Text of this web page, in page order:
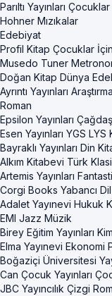
Parıltı Yayınları
Hohner Mızıkalar
Edebiyat
Profil Kitap Çocuklar
Musedo Tuner
Doğan Kitap Dünya
Ayrıntı Yayınları Araştırma
Roman
Epsilon Yayınları
Esen Yayınları YGS LYS
Bayraklı Yayınları Din
Alkım Kitabevi Türk
Artemis Yayınları
Corgi Books Yabancı Dil
Adalet Yayınevi Hukuk
EMI Jazz Müzik
Birey Eğitim Yayınları
Elma Yayınevi Ekonomi
Boğaziçi Üniversitesi
Can Çocuk Yayınları
JBC Yayıncılık Çizgi